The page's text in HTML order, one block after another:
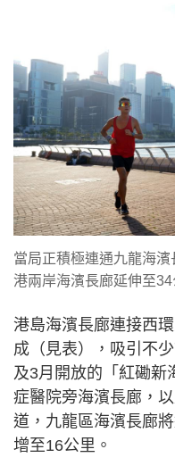
當局正積極連通九龍海
港兩岸海濱長廊延伸至34
港島海濱長廊連接西
成（見表），吸引不
及3月開放的「紅磡新
症醫院旁海濱長廊，
道，九龍區海濱長廊
增至16公里。